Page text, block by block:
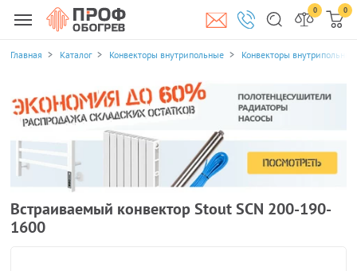
0 0
Главная Каталог Конвекторы внутрипольные Конвекторы
Встраиваемый конвектор Stout SCN 200-190-
1600